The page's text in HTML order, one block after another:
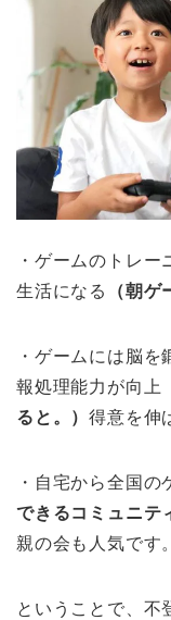
・ゲームのトレ
生活になる
（朝ゲ
・ゲームには脳
報処理能力が向上
ると。）得意を伸
・自宅から全国の
できるコミュニテ
親の会も人気です
ということで、不